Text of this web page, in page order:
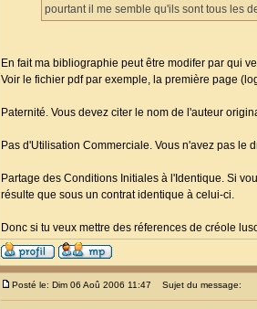
pourtant il me semble qu'ils sont tous les
En fait ma bibliographie peut être modifer par qui
Voir le fichier pdf par exemple, la première page
Paternité. Vous devez citer le nom de l'auteur
Pas d'Utilisation Commerciale. Vous n'avez pas le
Partage des Conditions Initiales à l'Identique. Si
résulte que sous un contrat identique à celui-ci.
Donc si tu veux mettre des réferences de créole
Posté le: Dim 06 Aoû 2006 11:47 Sujet du message: